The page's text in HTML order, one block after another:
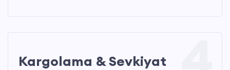
Kargolama & Sevkiyat